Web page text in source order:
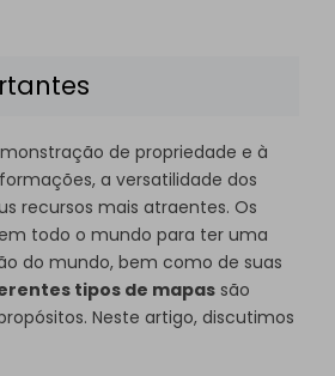
de propriedade e à
a versatilidade dos
recursos mais atraentes. Os
todo o mundo para ter uma
do mundo, bem como de suas
tipos de mapas são
Neste artigo, discutimos